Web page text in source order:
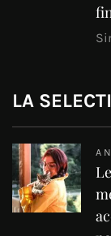
LA